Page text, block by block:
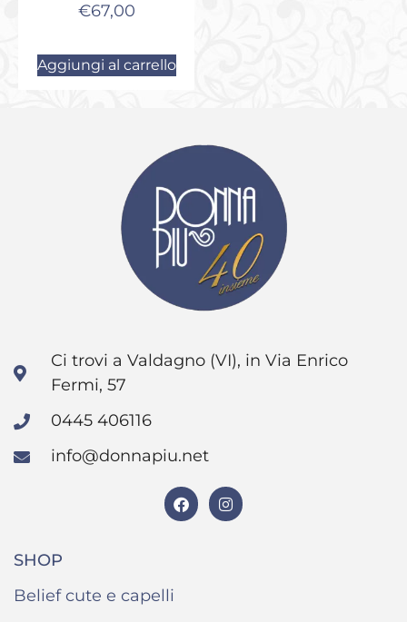
€67,00
Aggiungi al carrello
Ci trovi a Valdagno (VI), in Via Enrico
Fermi, 57
0445 406116
info@donnapiu.net
SHOP
Belief cute e capelli